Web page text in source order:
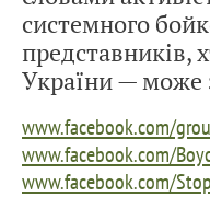
системного
представників,
України — може
www.facebook.com/
www.facebook.com/
www.facebook.com/